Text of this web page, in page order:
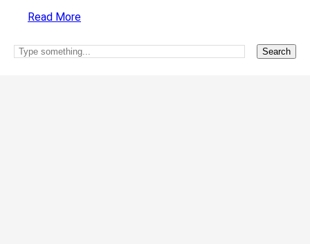
Read More